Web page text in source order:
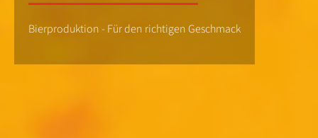
Bierproduktion - Für den richtigen Geschmack